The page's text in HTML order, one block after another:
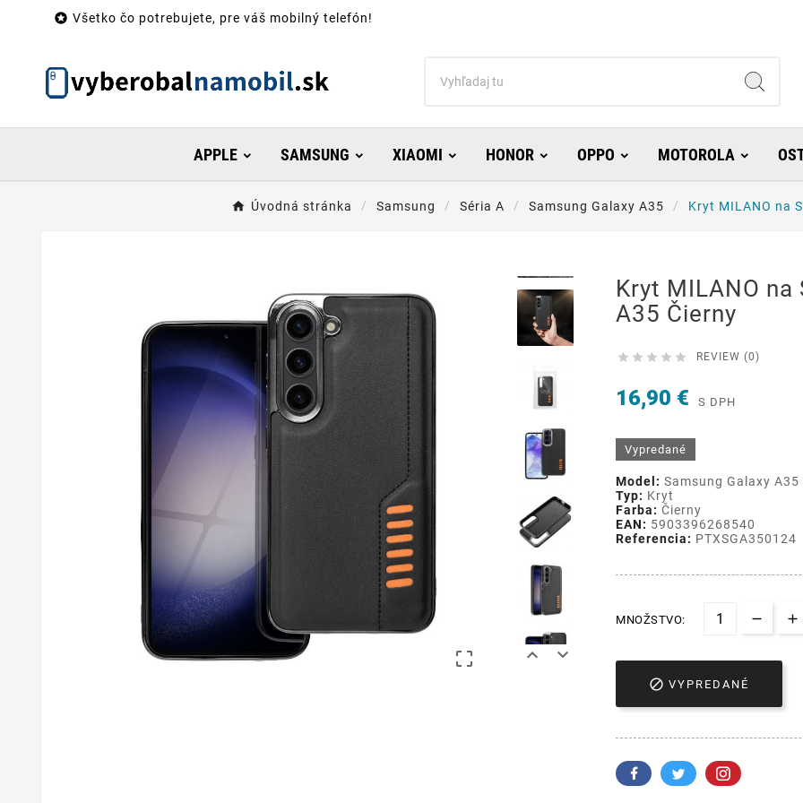
 Všetko čo potrebujete, pre váš mobilný telefón!
APPLE SAMSUNG XIAOMI HONOR OPPO MOTOROLA
Úvodná stránka Samsung Séria A Samsung Galaxy A35 Kryt MILANO na
  
Kryt MILANO na
A35 Čierny
     REVIEW (0)
16,90 € S DPH
Vypredané
Model: Samsung Galaxy A35
Typ: Kryt
Farba: Čierny
EAN: 5903396268540
Referencia: PTXSGA350124
MNOŽSTVO:
 VYPREDANÉ